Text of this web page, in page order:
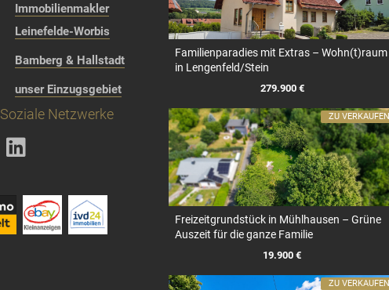
Immobilienmakler
Leinefelde-Worbis
Bamberg & Hallstadt
unser Einzugsgebiet
Soziale Netzwerke
Familienparadies mit Extras – Wohn(t)raum
in Lengenfeld/Stein
279.900 €
Freizeitgrundstück in Mühlhausen – Grüne
Auszeit für die ganze Familie
19.900 €
ZU VERKAUFEN
ZU VERKAUFEN